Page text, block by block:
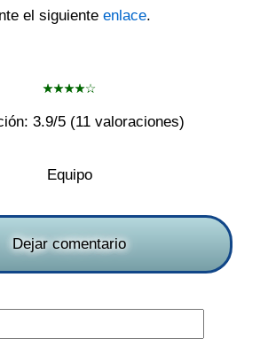
el siguiente enlace.
3.9/5 (11valoraciones)
Equipo
Dejar comentario